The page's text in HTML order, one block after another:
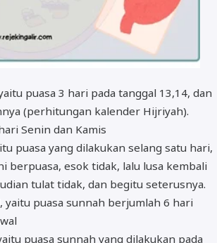
puasa 3 hari pada tanggal 13,14, dan
(perhitungan kalender Hijriyah).
Senin dan Kamis
puasa yang dilakukan selang satu hari,
berpuasa, esok tidak, lalu lusa kembali
tulat tidak, dan begitu seterusnya.
yaitu puasa sunnah berjumlah 6 hari
puasa sunnah yang dilakukan pada